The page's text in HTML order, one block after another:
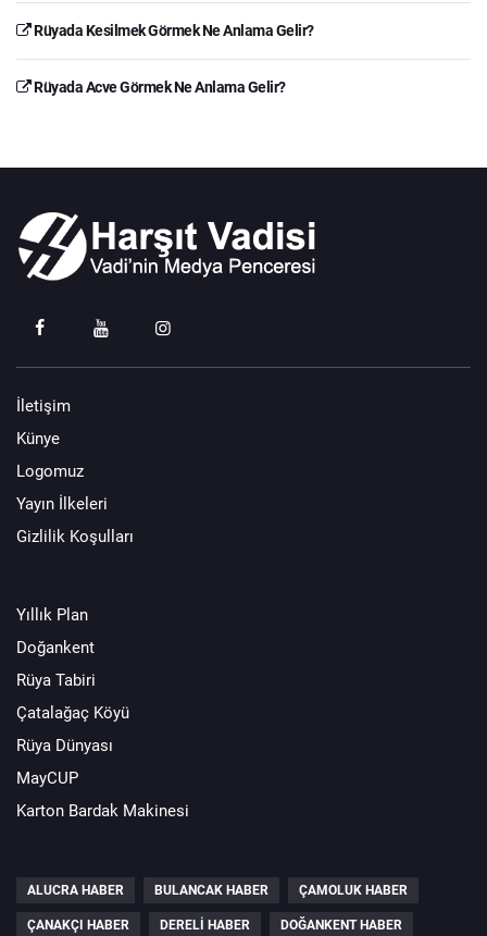
Rüyada Kesilmek Görmek Ne Anlama Gelir?
Rüyada Acve Görmek Ne Anlama Gelir?
İletişim
Künye
Logomuz
Yayın İlkeleri
Gizlilik Koşulları
Yıllık Plan
Doğankent
Rüya Tabiri
Çatalağaç Köyü
Rüya Dünyası
MayCUP
Karton Bardak Makinesi
ALUCRA HABER BULANCAK HABER ÇAMOLUK HABER
ÇANAKÇI HABER DERELI HABER DOĞANKENT HABER